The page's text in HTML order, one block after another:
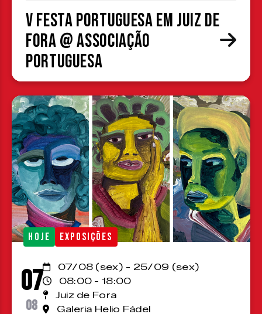
V Festa Portuguesa em Juiz de
Fora @ Associação
Portuguesa
HOJE EXPOSIÇÕES
07
08
07/08 (sex) - 25/09 (sex)
08:00 - 18:00
Juiz de Fora
Galeria Helio Fádel